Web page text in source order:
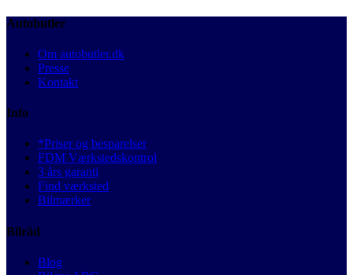
Autobutler
Om autobutler.dk
Presse
Kontakt
Info
*Priser og besparelser
FDM Værkstedskontrol
3 års garanti
Find værksted
Bilmærker
Bilråd
Blog